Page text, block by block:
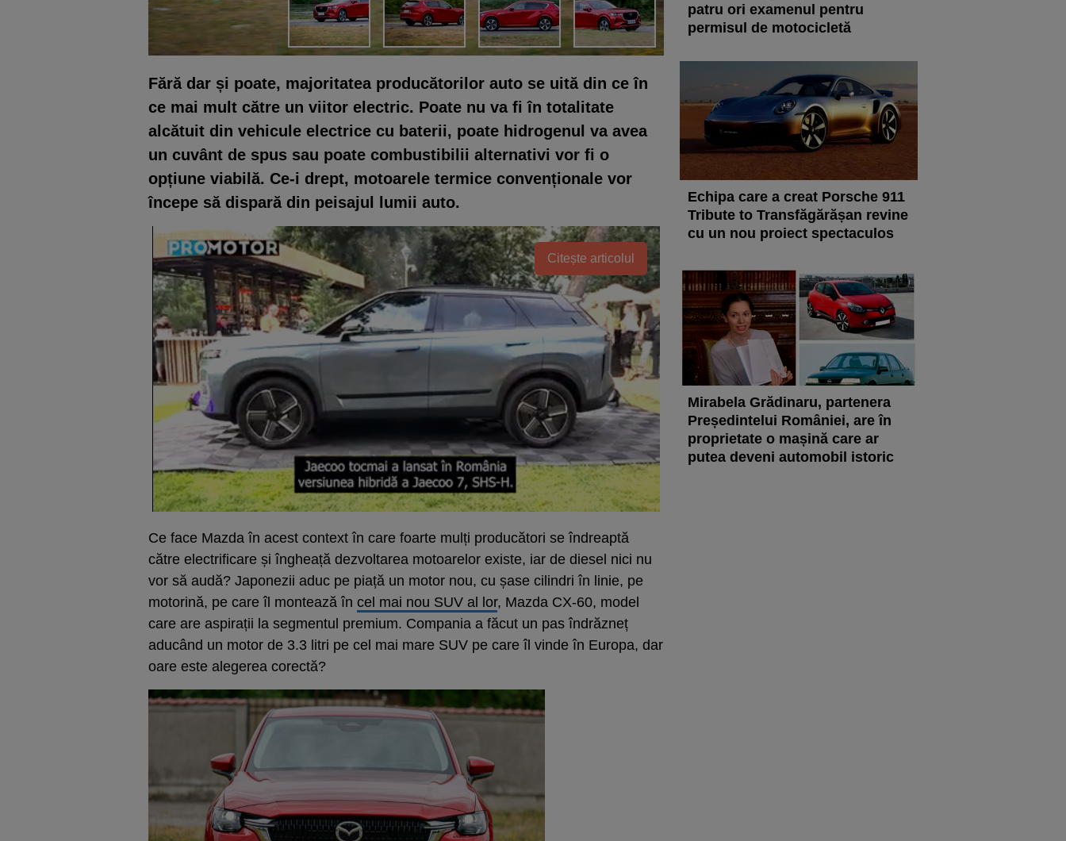
Fără dar și poate, majoritatea producătorilor auto se uită din ce în
ce mai mult către un viitor electric. Poate nu va fi în totalitate
alcătuit din vehicule electrice cu baterii, poate hidrogenul va avea
un cuvânt de spus sau poate combustibilii alternativi vor fi o
opțiune viabilă. Ce-i drept, motoarele termice convenționale vor
începe să dispară din peisajul lumii auto.
Citește articolul
Ce face Mazda în acest context în care foarte mulți producători se îndreaptă
către electrificare și îngheață dezvoltarea motoarelor existe, iar de diesel nici nu
vor să audă? Japonezii aduc pe piață un motor nou, cu șase cilindri în linie, pe
motorină, pe care îl montează în cel mai nou SUV al lor, Mazda CX-60, model
care are aspirații la segmentul premium. Compania a făcut un pas îndrăzneț
aducând un motor de 3.3 litri pe cel mai mare SUV pe care îl vinde în Europa, dar
oare este alegerea corectă?
patru ori examenul pentru
permisul de motocicletă
Echipa care a creat Porsche 911
Tribute to Transfăgărășan revine
cu un nou proiect spectaculos
Mirabela Grădinaru, partenera
Președintelui României, are în
proprietate o mașină care ar
putea deveni automobil istoric